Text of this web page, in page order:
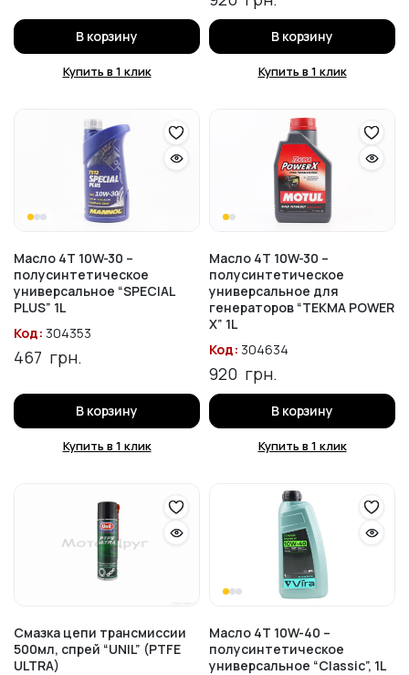
В корзину
Купить в 1 клик
В корзину
Купить в 1 клик
Масло 4T 10W-30 –
полусинтетическое
универсальное “SPECIAL
PLUS” 1L
Код: 304353
467 грн.
В корзину
Купить в 1 клик
Масло 4T 10W-30 –
полусинтетическое
универсальное для
генераторов “TEKMA POWER
X” 1L
Код: 304634
920 грн.
В корзину
Купить в 1 клик
Смазка цепи трансмиссии
500мл, спрей “UNIL” (PTFE
ULTRA)
Масло 4T 10W-40 –
полусинтетическое
универсальное “Classic”, 1L